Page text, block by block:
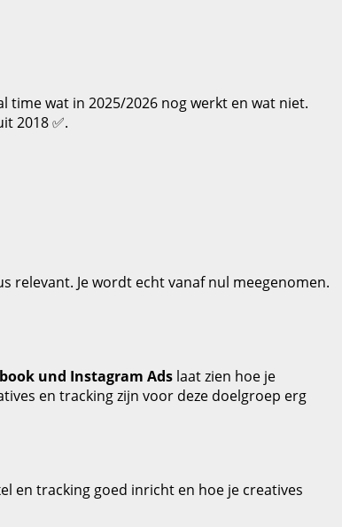
time wat in 2025/2026 nog werkt en wat niet.
2018 ✅.
relevant. Je wordt echt vanaf nul meegenomen.
und Instagram Ads laat zien hoe je
en tracking zijn voor deze doelgroep erg
en tracking goed inricht en hoe je creatives